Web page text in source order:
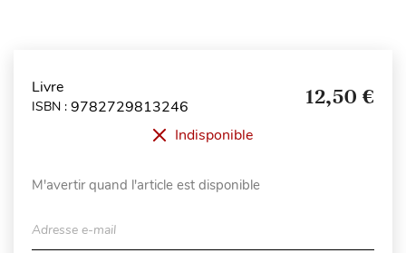
Livre
ISBN : 9782729813246 12,50 €
Indisponible
M'avertir quand l'article est disponible
Adresse e-mail